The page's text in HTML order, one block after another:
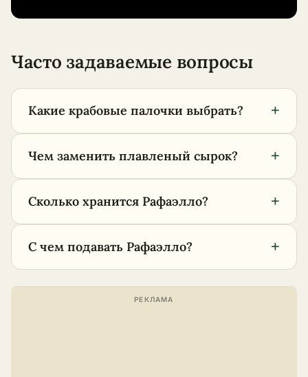
Часто задаваемые вопросы
Какие крабовые палочки выбрать? +
Чем заменить плавленый сырок? +
Сколько хранится Рафаэлло? +
С чем подавать Рафаэлло? +